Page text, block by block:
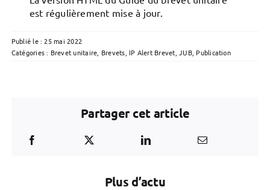
est régulièrement mise à jour.
Publié le : 25 mai 2022
Catégories : Brevet unitaire Brevets IP Alert Brevet ,JUB, Publication
Partager cet article
Plus d’actu